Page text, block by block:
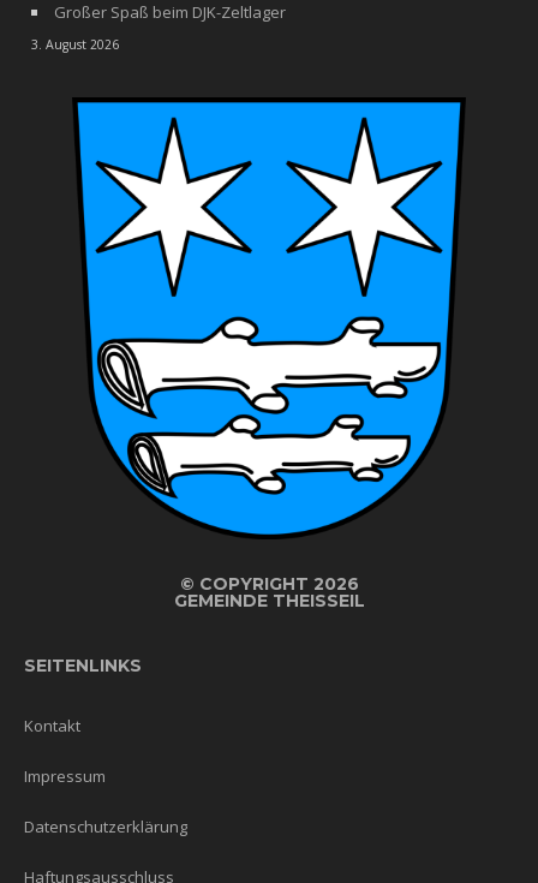
Großer Spaß beim DJK-Zeltlager
3. August 2026
© COPYRIGHT 2026
GEMEINDE THEISSEIL
SEITENLINKS
Kontakt
Impressum
Datenschutzerklärung
Haftungsausschluss